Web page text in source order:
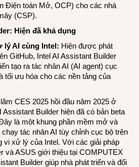
Điện toán Mở, OCP) cho các nhà
(CSP).
Hiện đã khả dụng
lý AI cùng Intel: Hiện được phát
GitHub, Intel AI Assistant Builder
tạo ra tác nhân AI (AI agent) cục
tối ưu hóa cho các nền tảng của
CES 2025 hồi đầu năm 2025 ở
Assistant Builder hiện đã có bản beta
là một khung phần mềm mở và
tác nhân AI tùy chỉnh cục bộ trên
vi xử lý của Intel. Với các giải pháp
và ASUS giới thiệu tại COMPUTEX
Builder giúp nhà phát triển và đối